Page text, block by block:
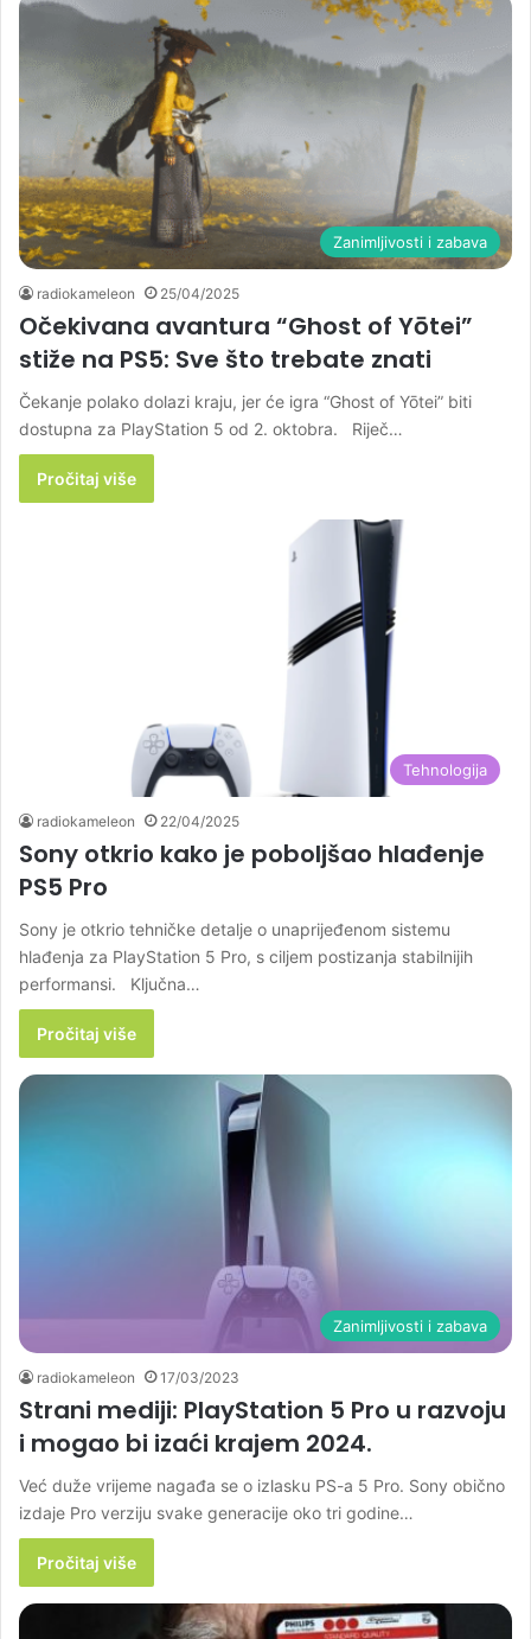
Zanimljivosti i zabava
radiokameleon 25/04/2025
Očekivana avantura “Ghost of Yōtei”
stiže na PS5: Sve što trebate znati
Čekanje polako dolazi kraju, jer će igra “Ghost of Yōtei” biti
dostupna za PlayStation 5 od 2. oktobra. Riječ…
Pročitaj više
Tehnologija
radiokameleon 22/04/2025
Sony otkrio kako je poboljšao hlađenje
PS5 Pro
Sony je otkrio tehničke detalje o unaprijeđenom sistemu
hlađenja za PlayStation 5 Pro, s ciljem postizanja stabilnijih
performansi. Ključna…
Pročitaj više
Zanimljivosti i zabava
radiokameleon 17/03/2023
Strani mediji: PlayStation 5 Pro u razvoju
i mogao bi izaći krajem 2024.
Već duže vrijeme nagađa se o izlasku PS-a 5 Pro. Sony obično
izdaje Pro verziju svake generacije oko tri godine…
Pročitaj više